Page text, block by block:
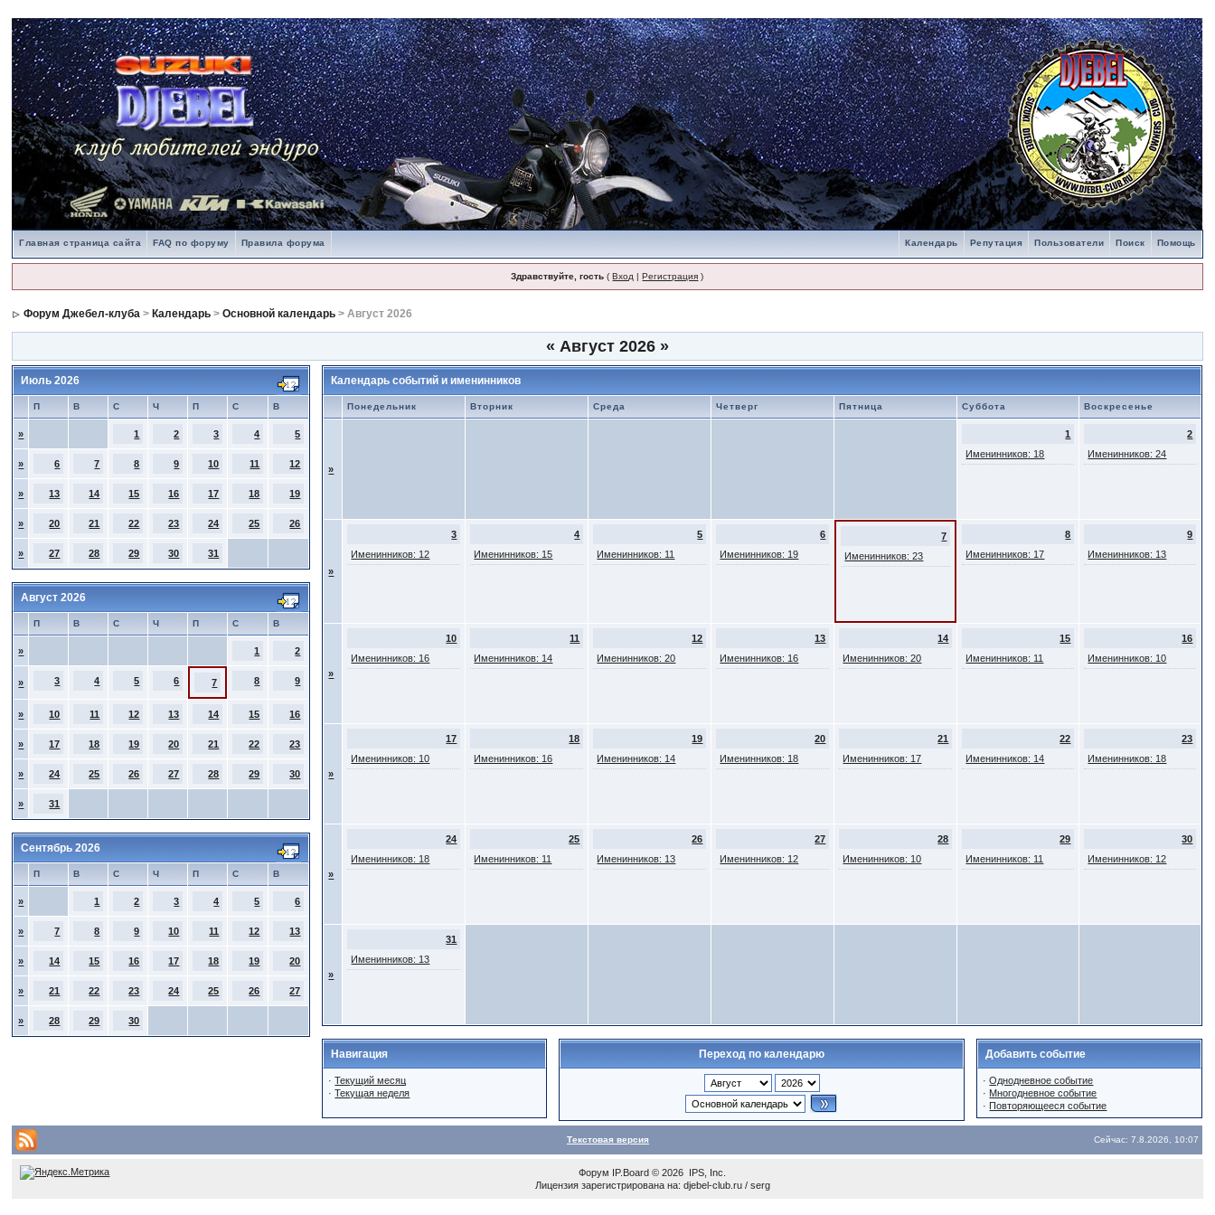
Главная страница сайта FAQ по форуму Правила форума Помощь
Поиск
Пользователи
Репутация
Календарь
Здравствуйте, гость (Вход |Регистрация )
Форум Джебел-клуба > Календарь >Основной календарь > Август 2026
« Август 2026 »
Июль 2026
П В С Ч П С В
» 1 2 3 4 5
» 6 7 8 9 10 11 12
» 13 14 15 16 17 18 19
» 20 21 22 23 24 25 26
» 27 28 29 30 31
Август 2026
П В С Ч П С В
» 1 2
» 3 4 5 6 7 8 9
» 10 11 12 13 14 15 16
» 17 18 19 20 21 22 23
» 24 25 26 27 28 29 30
» 31
Сентябрь 2026
П В С Ч П С В
» 1 2 3 4 5 6
» 7 8 9 10 11 12 13
» 14 15 16 17 18 19 20
» 21 22 23 24 25 26 27
» 28 29 30
Календарь событий и именинников
Понедельник Вторник Среда Четверг Пятница Суббота Воскресенье
»
1
Именинников: 18
2
Именинников: 24
»
3
Именинников: 12
4
Именинников: 15
5
Именинников: 11
6
Именинников: 19
7
Именинников: 23
8
Именинников: 17
9
Именинников: 13
»
10
Именинников: 16
11
Именинников: 14
12
Именинников: 20
13
Именинников: 16
14
Именинников: 20
15
Именинников: 11
16
Именинников: 10
»
17
Именинников: 10
18
Именинников: 16
19
Именинников: 14
20
Именинников: 18
21
Именинников: 17
22
Именинников: 14
23
Именинников: 18
»
24
Именинников: 18
25
Именинников: 11
26
Именинников: 13
27
Именинников: 12
28
Именинников: 10
29
Именинников: 11
30
Именинников: 12
»
31
Именинников: 13
Навигация
·Текущий месяц
·Текущая неделя
Переход по календарю Добавить событие
·Однодневное событие
· Многодневное событие
·Повторяющееся событие
Текстовая версия Сейчас: 7.8.2026, 10:07
Форум IP.Board © 2026 IPS, Inc
Лицензия зарегистрирована на: djebel-club.ru / serg